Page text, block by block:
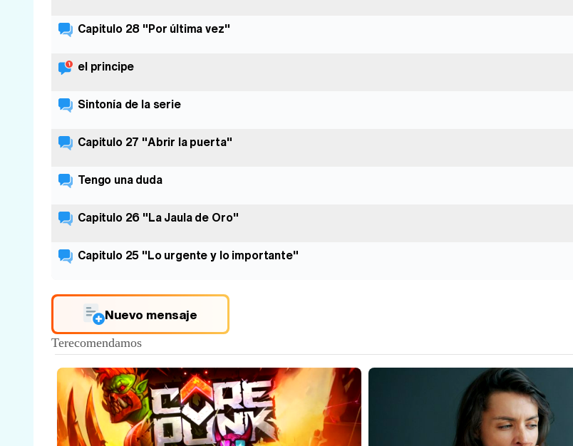
Capitulo 28 "Por última vez"
el principe
Sintonía de la serie
Capitulo 27 "Abrir la puerta"
Tengo una duda
Capitulo 26 "La Jaula de Oro"
Capitulo 25 "Lo urgente y lo importante"
Nuevo mensaje